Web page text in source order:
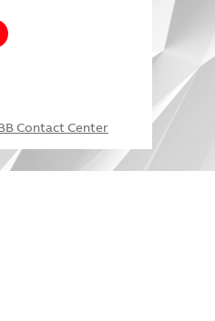
Contact Center